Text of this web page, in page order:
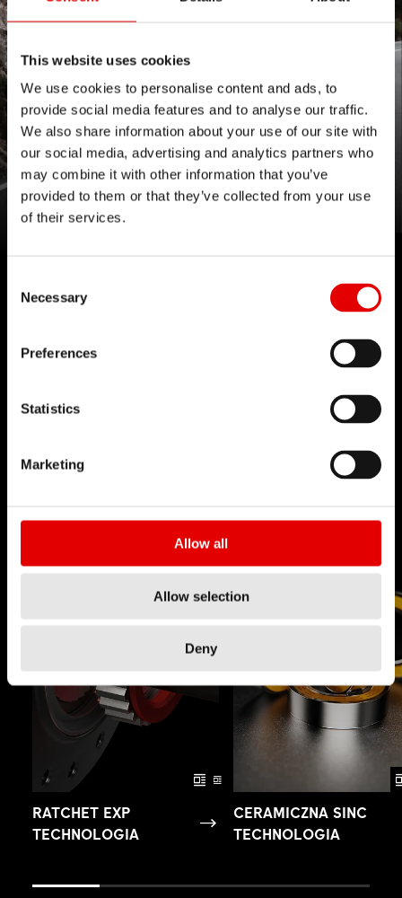
This website uses cookies
We use cookies to personalise content and ads, to
provide social media features and to analyse our traffic.
We also share information about your use of our site with
our social media, advertising and analytics partners who
may combine it with other information that you’ve
provided to them or that they’ve collected from your use
of their services.
Necessary
Preferences
Statistics
Marketing
Allow all
Allow selection
Deny
Nasza linia ARC osiąga nowe szczyty
Wierzymy w sztukę inżynierii i w procesie rozwoju
RATCHET EXP
TECHNOLOGIA
CERAMICZNA SINC
TECHNOLOGIA